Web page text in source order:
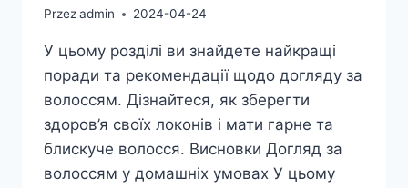
Przezadmin 2024-04-24
У цьому розділі ви знайдете найкращі
поради та рекомендації щодо догляду за
волоссям. Дізнайтеся, як зберегти
здоров’я своїх локонів і мати гарне та
блискуче волосся. Висновки Догляд за
волоссям у домашніх умовах У цьому